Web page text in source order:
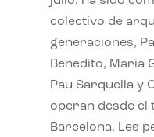
colectivo de
generaciones,
Benedito, Maria
Pau Sarquella y
operan desde
Barcelona. Les